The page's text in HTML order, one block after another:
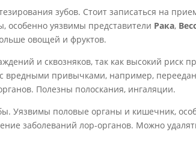
зубов. Стоит записаться на
особенно уязвимы представители Рака,
овощей и фруктов.
и сквозняков, так как высокий риск
вредными привычками, например,
Полезны полоскания, ингаляции.
Уязвимы половые органы и кишечник,
заболеваний лор-органов. Можно